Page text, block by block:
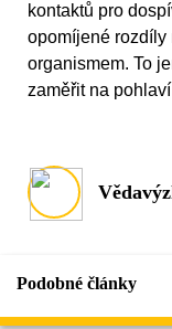
kontaktů pro
opomíjené rozdíly
organismem. To
zaměřit na
Podobné články